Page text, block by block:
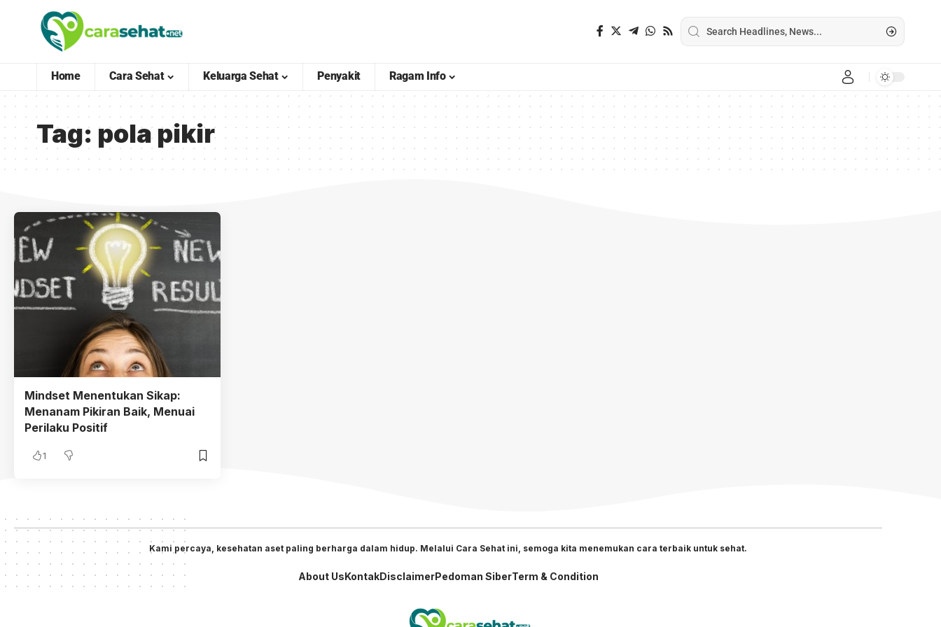
Home Cara Sehat Keluarga Sehat Penyakit Ragam Info
Tag: pola pikir
Mindset Menentukan Sikap:
Menanam Pikiran Baik, Menuai
Perilaku Positif
1
Kami percaya, kesehatan aset paling berharga dalam hidup. Melalui Cara Sehat ini, semoga kita menemukan cara terbaik untuk sehat.
About UsKontakDisclaimerPedoman SiberTerm & Condition